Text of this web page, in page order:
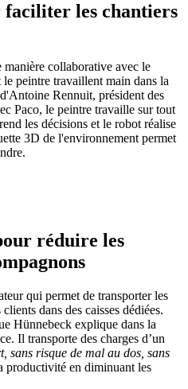
les chantiers
collaborative avec le
peintre travaillent main dans la
Rennuit, président des
Paco, le peintre travaille sur tout
les décisions et le robot réalise
3D de l'environnement permet
réduire les
qui permet de transporter les
dans des caisses dédiées.
Hünnebeck explique dans la
Il transporte des charges d’un
sans risque de mal au dos, sans
productivité en diminuant les